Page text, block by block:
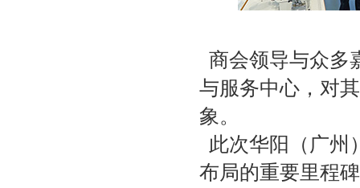
商会领导与众多
与服务中心，对
象。
此次华阳（广州
布局的重要里程